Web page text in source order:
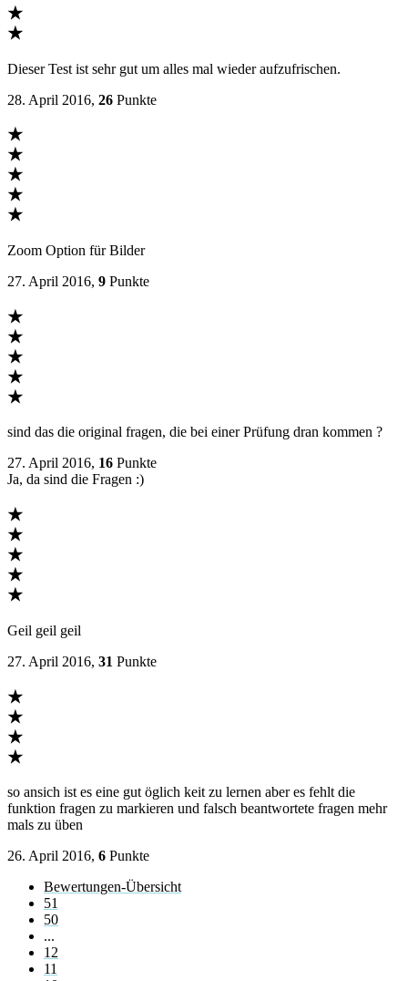
★
★
Dieser Test ist sehr gut um alles mal wieder aufzufrischen.
28. April 2016, 26 Punkte
★
★
★
★
★
Zoom Option für Bilder
27. April 2016, 9 Punkte
★
★
★
★
★
sind das die original fragen, die bei einer Prüfung dran kommen ?
27. April 2016, 16 Punkte
Ja, da sind die Fragen :)
★
★
★
★
★
Geil geil geil
27. April 2016, 31 Punkte
★
★
★
★
so ansich ist es eine gut öglich keit zu lernen aber es fehlt die
funktion fragen zu markieren und falsch beantwortete fragen mehr
mals zu üben
26. April 2016, 6 Punkte
Bewertungen-Übersicht
51
50
...
12
11